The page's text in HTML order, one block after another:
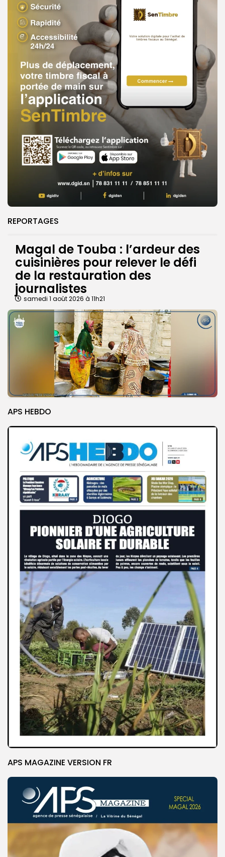
REPORTAGES
Magal de Touba : l’ardeur des
cuisinières pour relever le défi
de la restauration des
journalistes
samedi 1 août 2026 à 11h21
APS HEBDO
APS MAGAZINE VERSION FR